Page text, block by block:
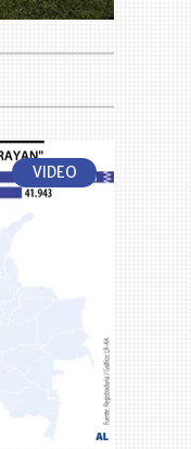
VIDEO